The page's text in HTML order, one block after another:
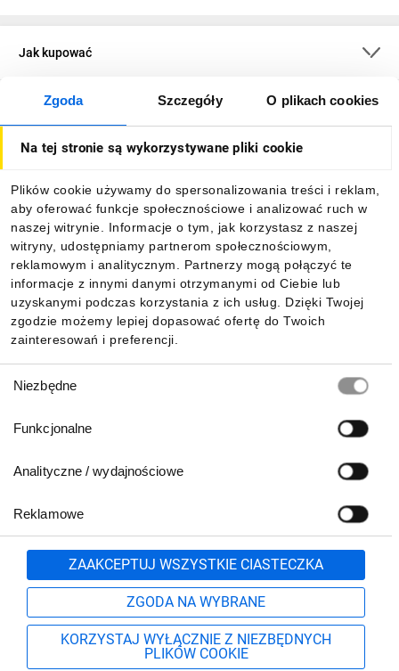
Zgoda Szczegóły O plikach cookies
Na tej stronie są wykorzystywane pliki cookie
Plików cookie używamy do spersonalizowania treści i reklam,
aby oferować funkcje społecznościowe i analizować ruch w
naszej witrynie. Informacje o tym, jak korzystasz z naszej
witryny, udostępniamy partnerom społecznościowym,
reklamowym i analitycznym. Partnerzy mogą połączyć te
informacje z innymi danymi otrzymanymi od Ciebie lub
uzyskanymi podczas korzystania z ich usług. Dzięki Twojej
zgodzie możemy lepiej dopasować ofertę do Twoich
zainteresowań i preferencji.
zgody
Niezbędne
Funkcjonalne
Analityczne / wydajnościowe
Reklamowe
ZAAKCEPTUJ WSZYSTKIE CIASTECZKA
ZGODA NA WYBRANE
KORZYSTAJ WYŁĄCZNIE Z NIEZBĘDNYCH
PLIKÓW COOKIE
Jak kupować
O firmie
Informacje
Pobierz naszą aplikację mobilną:
801 500 700 lub
71 37 61 600
Formularz kontaktowy